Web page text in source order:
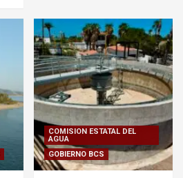
COMISION ESTATAL DEL
AGUA
GOBIERNO BCS